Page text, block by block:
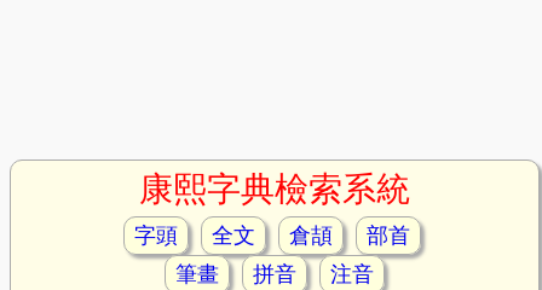
康熙字典檢索系統
字頭 全文 倉頡
部首
筆畫
拼音
注音